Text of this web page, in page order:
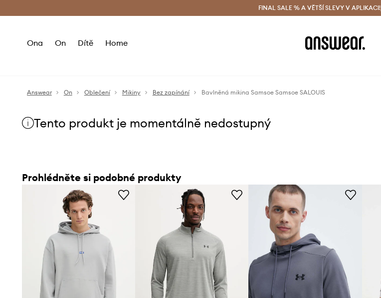
Doručení a vrácení zdarma (od 1800 Kč) Doručení i do 24 h
FINAL SALE % A VĚTŠÍ SLEVY V APLIKACI!
Ona On Dítě Home
Answear On Oblečení Mikiny Bez zapínání Bavlněná mikina Samsoe Samsoe SALOUIS
Tento produkt je momentálně nedostupný
Prohlédněte si podobné produkty